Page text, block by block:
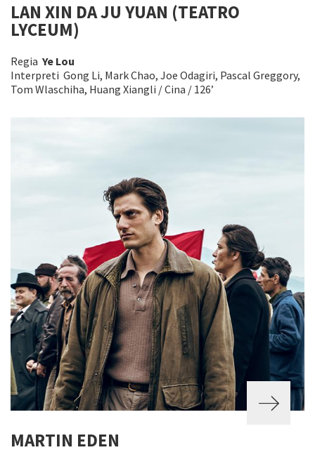
LAN XIN DA JU YUAN (TEATRO
LYCEUM)
Regia Ye Lou
Interpreti Gong Li, Mark Chao, Joe Odagiri, Pascal Greggory,
Tom Wlaschiha, Huang Xiangli / Cina / 126’
MARTIN EDEN